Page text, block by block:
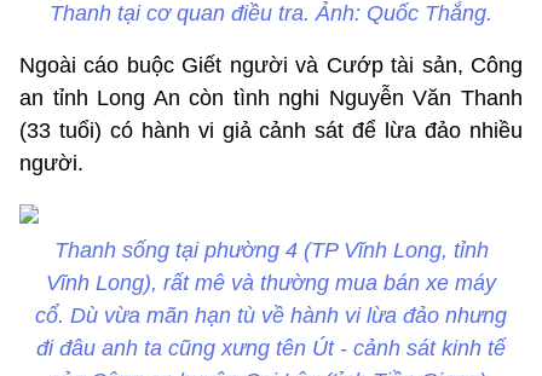
Thanh tại cơ quan điều tra. Ảnh: Quốc Thắng.
Ngoài cáo buộc Giết người và Cướp tài sản, Công
an tỉnh Long An còn tình nghi Nguyễn Văn Thanh
(33 tuổi) có hành vi giả cảnh sát để lừa đảo nhiều
người.
Thanh sống tại phường 4 (TP Vĩnh Long, tỉnh
Vĩnh Long), rất mê và thường mua bán xe máy
cổ. Dù vừa mãn hạn tù về hành vi lừa đảo nhưng
đi đâu anh ta cũng xưng tên Út - cảnh sát kinh tế